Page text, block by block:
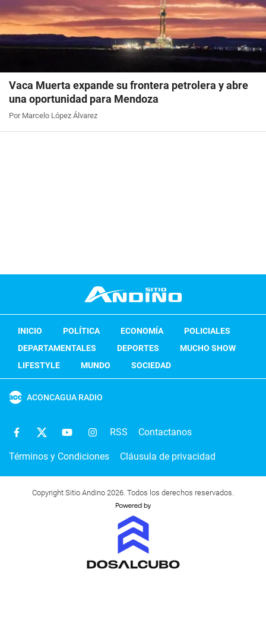
Vaca Muerta expande su frontera petrolera y abre
una oportunidad para Mendoza
Por Marcelo López Álvarez
INICIO POLÍTICA ECONOMÍA
POLICIALES
DEPARTAMENTALES
DEPORTES
MUCHO SHOW
LIFESTYLE
MUNDO SOCIEDAD
ACONCAGUA RADIO
RSS Contactanos
Términos y Condiciones Cláusula de privacidad
Copyright Sitio Andino 2026. Todos los derechos reservados.